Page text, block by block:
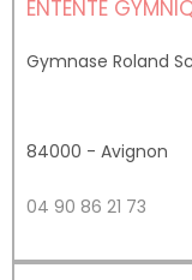
ENTENTE
Gymnase Roland
84000 - Avignon
04 90 86 21 73